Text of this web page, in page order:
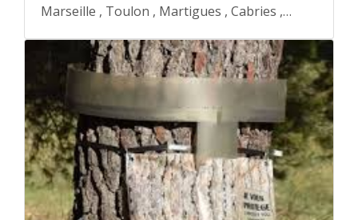
Marseille , Toulon , Martigues , Cabries ,…